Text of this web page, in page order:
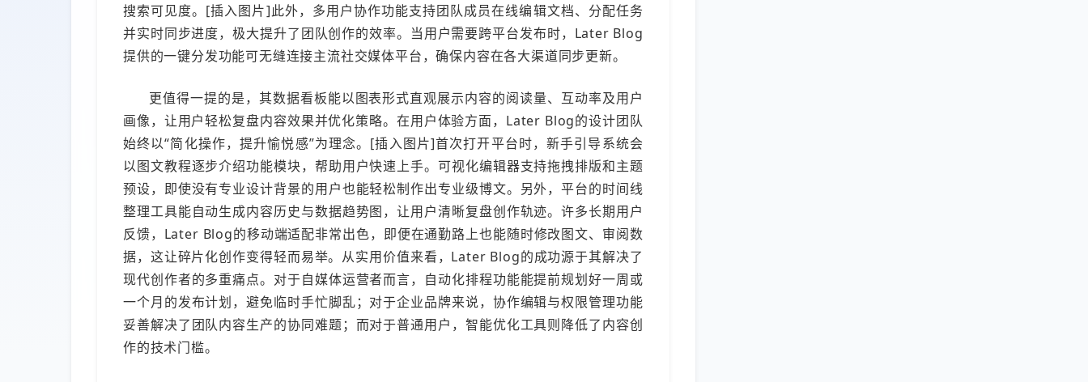
搜索可见度。[插入图片]此外，多用户协作功能支持团队成员在线编辑文档、分配任务
并实时同步进度，极大提升了团队创作的效率。当用户需要跨平台发布时，Later Blog
提供的一键分发功能可无缝连接主流社交媒体平台，确保内容在各大渠道同步更新。
更值得一提的是，其数据看板能以图表形式直观展示内容的阅读量、互动率及用户
画像，让用户轻松复盘内容效果并优化策略。在用户体验方面，Later Blog的设计团队
始终以“简化操作，提升愉悦感”为理念。[插入图片]首次打开平台时，新手引导系统会
以图文教程逐步介绍功能模块，帮助用户快速上手。可视化编辑器支持拖拽排版和主题
预设，即使没有专业设计背景的用户也能轻松制作出专业级博文。另外，平台的时间线
整理工具能自动生成内容历史与数据趋势图，让用户清晰复盘创作轨迹。许多长期用户
反馈，Later Blog的移动端适配非常出色，即便在通勤路上也能随时修改图文、审阅数
据，这让碎片化创作变得轻而易举。从实用价值来看，Later Blog的成功源于其解决了
现代创作者的多重痛点。对于自媒体运营者而言，自动化排程功能能提前规划好一周或
一个月的发布计划，避免临时手忙脚乱；对于企业品牌来说，协作编辑与权限管理功能
妥善解决了团队内容生产的协同难题；而对于普通用户，智能优化工具则降低了内容创
作的技术门槛。